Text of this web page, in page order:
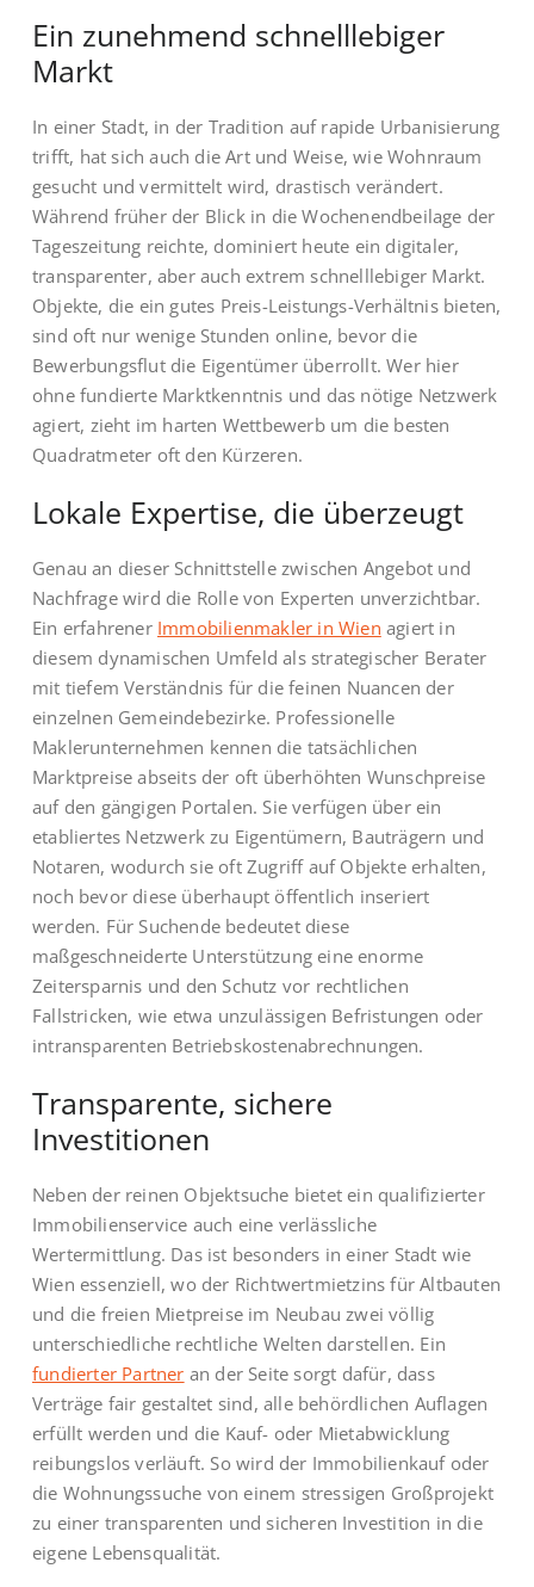
Ein zunehmend schnelllebiger
Markt
In einer Stadt, in der Tradition auf rapide Urbanisierung
trifft, hat sich auch die Art und Weise, wie Wohnraum
gesucht und vermittelt wird, drastisch verändert.
Während früher der Blick in die Wochenendbeilage der
Tageszeitung reichte, dominiert heute ein digitaler,
transparenter, aber auch extrem schnelllebiger Markt.
Objekte, die ein gutes Preis-Leistungs-Verhältnis bieten,
sind oft nur wenige Stunden online, bevor die
Bewerbungsflut die Eigentümer überrollt. Wer hier
ohne fundierte Marktkenntnis und das nötige Netzwerk
agiert, zieht im harten Wettbewerb um die besten
Quadratmeter oft den Kürzeren.
Lokale Expertise, die überzeugt
Genau an dieser Schnittstelle zwischen Angebot und
Nachfrage wird die Rolle von Experten unverzichtbar.
Ein erfahrener Immobilienmakler in Wien agiert in
diesem dynamischen Umfeld als strategischer Berater
mit tiefem Verständnis für die feinen Nuancen der
einzelnen Gemeindebezirke. Professionelle
Maklerunternehmen kennen die tatsächlichen
Marktpreise abseits der oft überhöhten Wunschpreise
auf den gängigen Portalen. Sie verfügen über ein
etabliertes Netzwerk zu Eigentümern, Bauträgern und
Notaren, wodurch sie oft Zugriff auf Objekte erhalten,
noch bevor diese überhaupt öffentlich inseriert
werden. Für Suchende bedeutet diese
maßgeschneiderte Unterstützung eine enorme
Zeitersparnis und den Schutz vor rechtlichen
Fallstricken, wie etwa unzulässigen Befristungen oder
intransparenten Betriebskostenabrechnungen.
Transparente, sichere
Investitionen
Neben der reinen Objektsuche bietet ein qualifizierter
Immobilienservice auch eine verlässliche
Wertermittlung. Das ist besonders in einer Stadt wie
Wien essenziell, wo der Richtwertmietzins für Altbauten
und die freien Mietpreise im Neubau zwei völlig
unterschiedliche rechtliche Welten darstellen. Ein
fundierter Partner an der Seite sorgt dafür, dass
Verträge fair gestaltet sind, alle behördlichen Auflagen
erfüllt werden und die Kauf- oder Mietabwicklung
reibungslos verläuft. So wird der Immobilienkauf oder
die Wohnungssuche von einem stressigen Großprojekt
zu einer transparenten und sicheren Investition in die
eigene Lebensqualität.